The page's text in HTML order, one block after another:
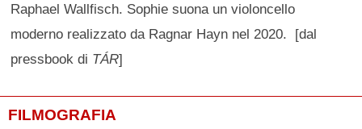
Raphael Wallfisch. Sophie suona un violoncello
moderno realizzato da Ragnar Hayn nel 2020. [dal
pressbook di TÁR]
FILMOGRAFIA